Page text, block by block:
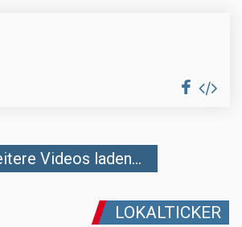
Videos laden...
LOKALTICKER